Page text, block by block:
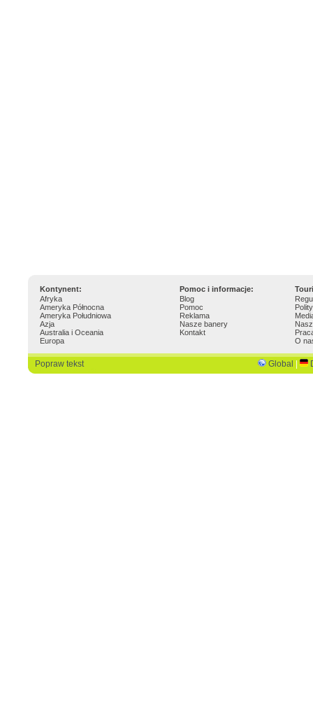
Kontynent: Pomoc i informacje:
Afryka
Ameryka Północna
Ameryka Południowa
Azja
Australia i Oceania
Europa
Blog
Pomoc
Reklama
Nasze banery
Kontakt
O
Popraw tekst Global